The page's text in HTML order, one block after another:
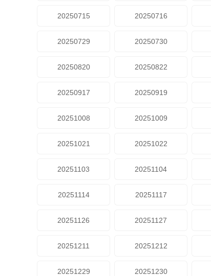
20250715 20250716
20250729 20250730
20250820 20250822
20250917 20250919
20251008 20251009
20251021 20251022
20251103 20251104
20251114 20251117
20251126 20251127
20251211 20251212
20251229 20251230